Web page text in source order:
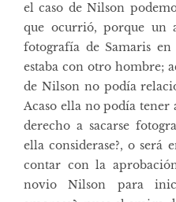
el caso de Nilson
que ocurrió, porque un
fotografía de Samaris en
estaba con otro hombre;
de Nilson no podía
Acaso ella no podía tener
derecho a sacarse
ella considerase?, o será
contar con la
novio Nilson para